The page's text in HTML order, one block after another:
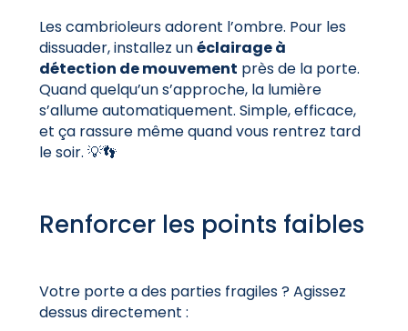
Les cambrioleurs adorent l’ombre. Pour les
dissuader, installez unéclairage à
détection de mouvement près de la porte.
Quand quelqu’un s’approche, la lumière
s’allume automatiquement. Simple, efficace,
et ça rassure même quand vous rentrez tard
le soir. 💡👣
Renforcer les points faibles
Votre porte a des parties fragiles ? Agissez
dessus directement :